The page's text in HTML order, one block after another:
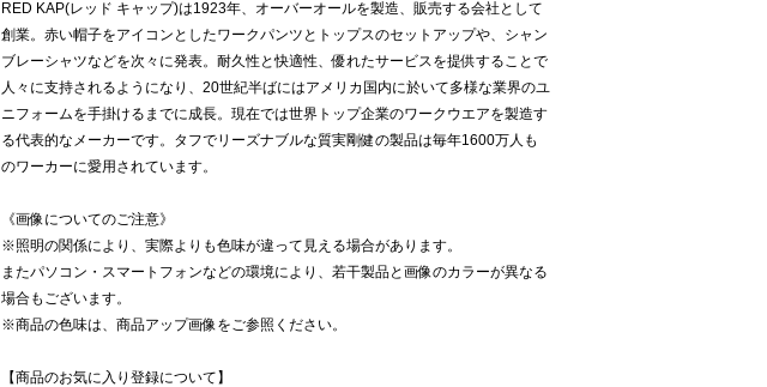
RED KAP(レッド キャップ)は1923年、オーバーオールを製造、販売する会社として
創業。赤い帽子をアイコンとしたワークパンツとトップスのセットアップや、シャン
ブレーシャツなどを次々に発表。耐久性と快適性、優れたサービスを提供することで
人々に支持されるようになり、20世紀半ばにはアメリカ国内に於いて多様な業界のユ
ニフォームを手掛けるまでに成長。現在では世界トップ企業のワークウエアを製造す
る代表的なメーカーです。タフでリーズナブルな質実剛健の製品は毎年1600万人も
のワーカーに愛用されています。
《画像についてのご注意》
※照明の関係により、実際よりも色味が違って見える場合があります。
またパソコン・スマートフォンなどの環境により、若干製品と画像のカラーが異なる
場合もございます。
※商品の色味は、商品アップ画像をご参照ください。
【商品のお気に入り登録について】